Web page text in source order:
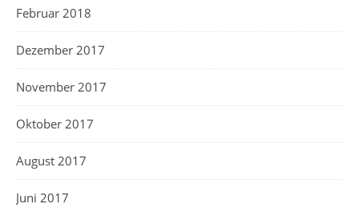
Februar 2018
Dezember 2017
November 2017
Oktober 2017
August 2017
Juni 2017